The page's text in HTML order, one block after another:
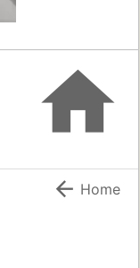

 Home